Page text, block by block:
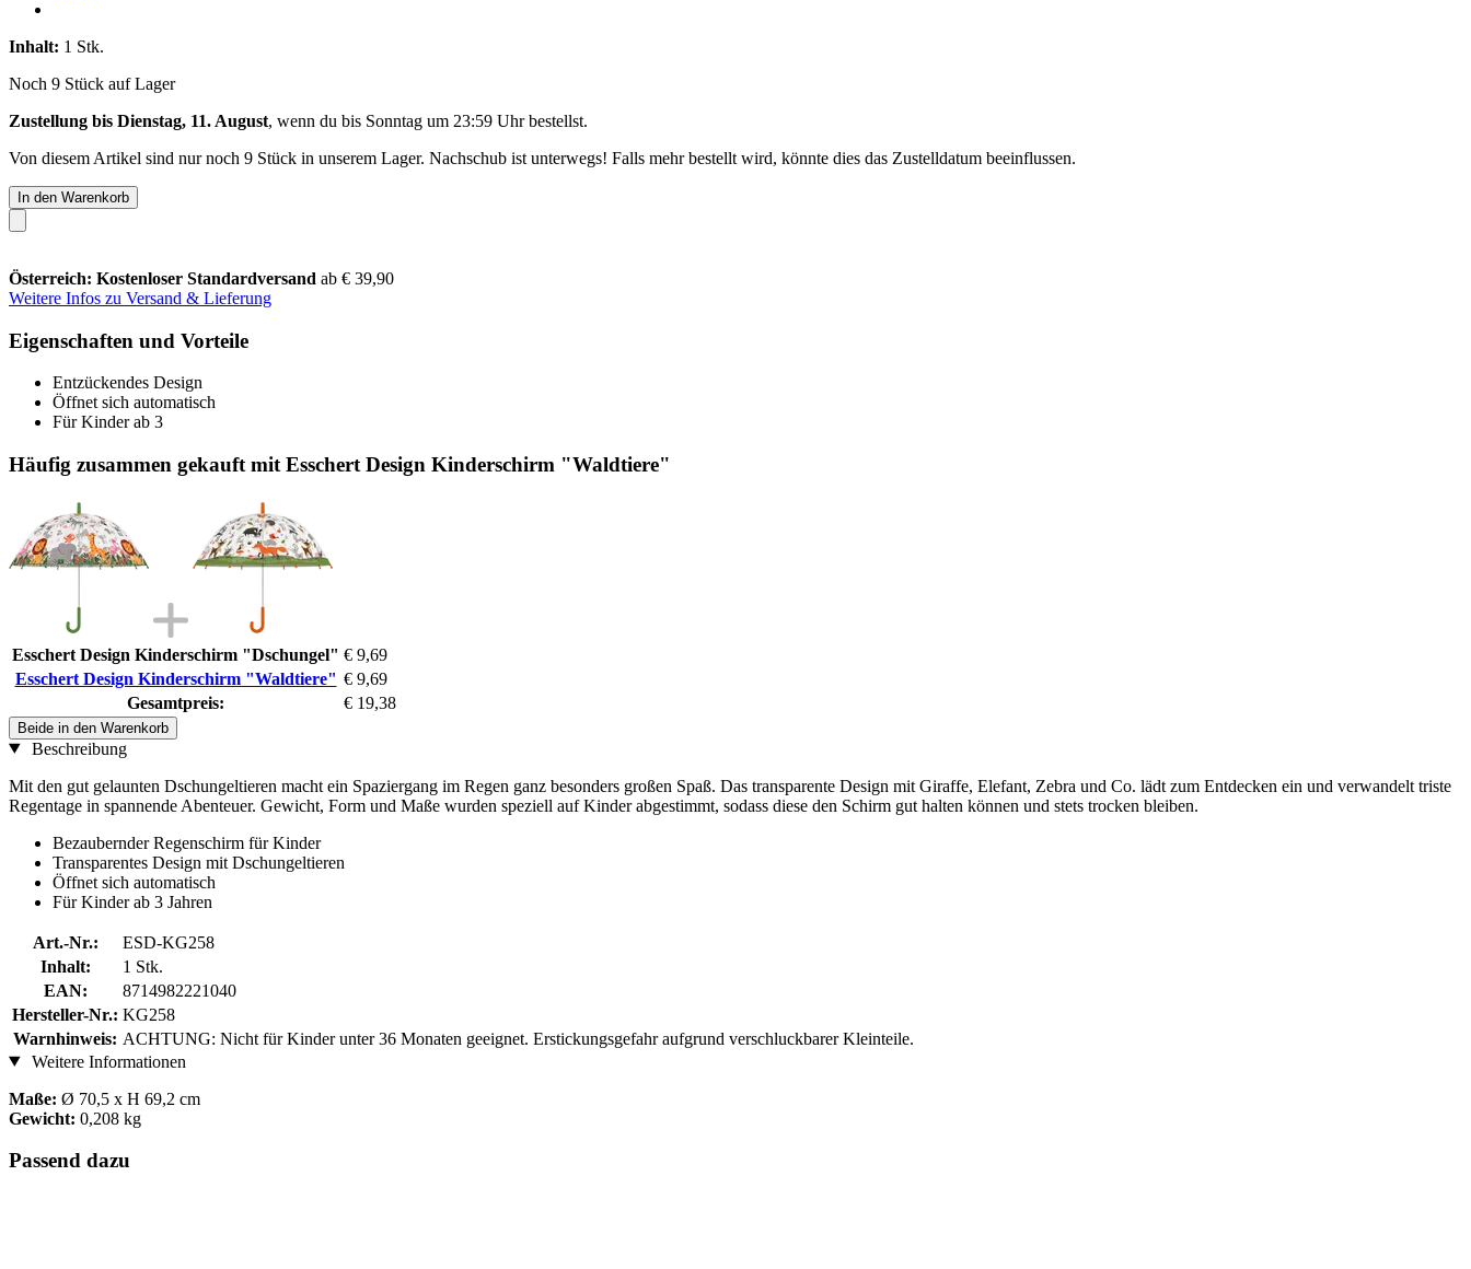
Inhalt: 1 Stk.
Noch 9 Stück auf Lager
Zustellung bis Dienstag, 11. August, wenn du bis Sonntag um 23:59 Uhrbestellst.
Von diesem Artikel sind nur noch 9 Stück in unserem Lager. Nachschub ist unterwegs! Falls mehr bestellt wird, könnte dies das Zustelldatum beeinflussen.
In den Warenkorb
Österreich: Kostenloser Standardversand ab € 39,90
Weitere Infos zu Versand & Lieferung
Eigenschaften und Vorteile
Entzückendes Design
Öffnet sich automatisch
Für Kinder ab 3
Häufig zusammen gekauft mit Esschert Design Kinderschirm "Waldtiere"
Esschert Design Kinderschirm "Dschungel" € 9,69
Esschert Design Kinderschirm "Waldtiere" € 9,69
Gesamtpreis:
€ 19,38
Beide in den Warenkorb
Beschreibung
Mit den gut gelaunten Dschungeltieren macht ein Spaziergang im Regen ganz besonders großen Spaß. Das transparente Design mit Giraffe, Elefant, Zebra und Co. lädt zum Entdecken ein und verwandelt triste
Regentage in spannende Abenteuer. Gewicht, Form und Maße wurden speziell auf Kinder abgestimmt, sodass diese den Schirm gut halten können und stets trocken bleiben.
Bezaubernder Regenschirm für Kinder
Transparentes Design mit Dschungeltieren
Öffnet sich automatisch
Für Kinder ab 3 Jahren
Art.-Nr.:
ESD-KG258
Inhalt:
1 Stk.
EAN:
8714982221040
Hersteller-Nr.: KG258
Warnhinweis: ACHTUNG: Nicht für Kinder unter 36 Monaten geeignet. Erstickungsgefahr aufgrund verschluckbarer Kleinteile.
Weitere Informationen
Maße: Ø 70,5 x H 69,2 cm
Gewicht: 0,208 kg
Passend dazu